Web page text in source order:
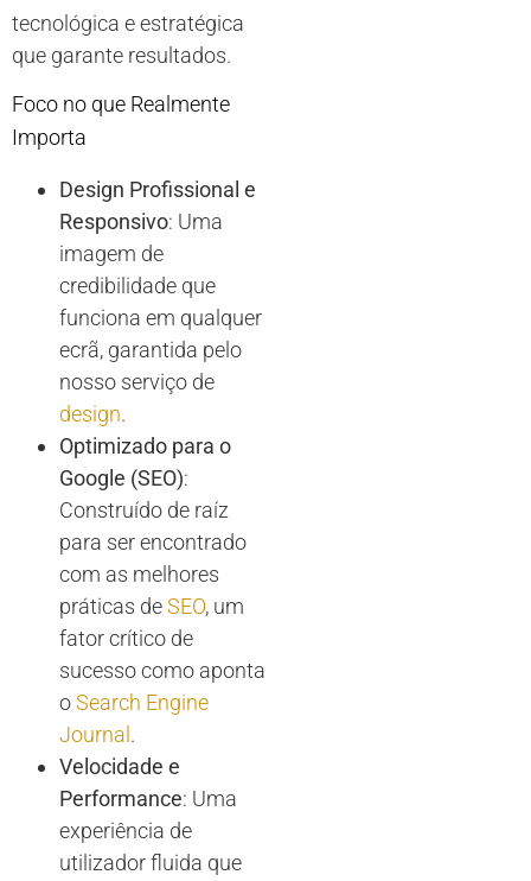
tecnológica e estratégica
que garante resultados.
Foco no que Realmente
Importa
Design Profissional e
Responsivo: Uma
imagem de
credibilidade que
funciona em qualquer
ecrã, garantida pelo
nosso serviço de
design.
Optimizado para o
Google (SEO):
Construído de raíz
para ser encontrado
com as melhores
práticas deSEO, um
fator crítico de
sucesso como aponta
oSearch Engine
Journal .
Velocidade e
Performance: Uma
experiência de
utilizador fluida que